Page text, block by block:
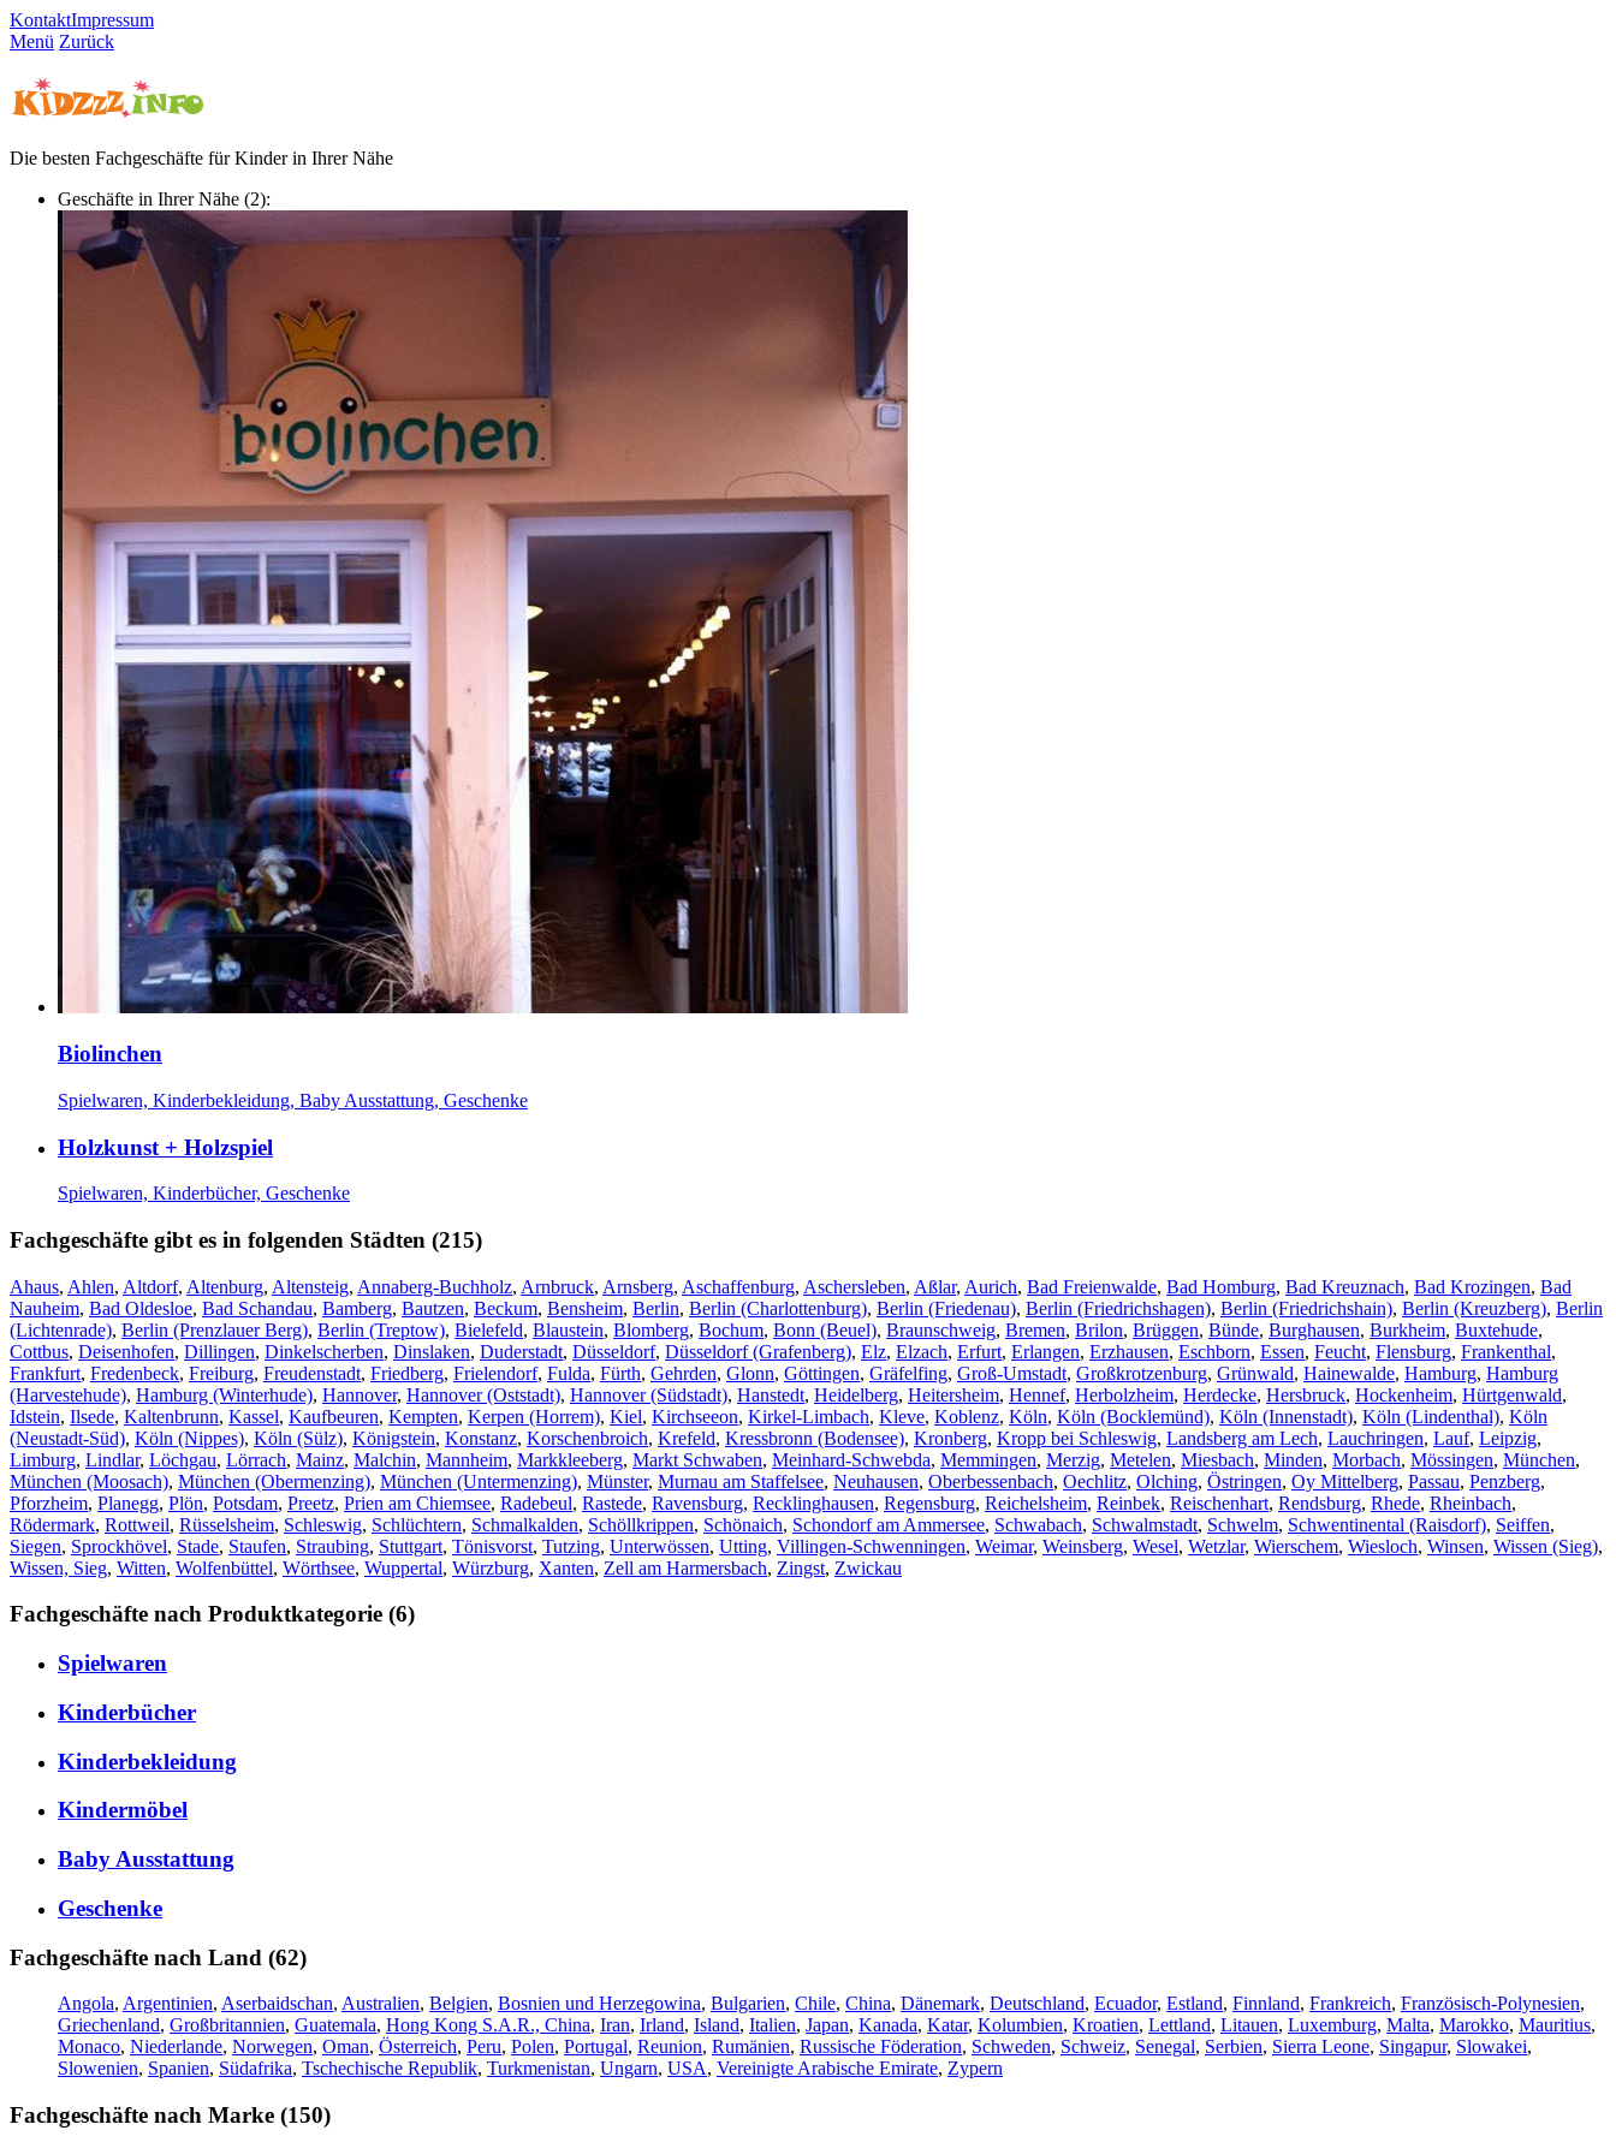
KontaktImpressum
Menü Zurück
Die besten Fachgeschäfte für Kinder in Ihrer Nähe
Geschäfte in Ihrer Nähe (2):
Biolinchen
Spielwaren, Kinderbekleidung, Baby Ausstattung, Geschenke
Holzkunst + Holzspiel
Spielwaren, Kinderbücher, Geschenke
Fachgeschäfte gibt es in folgenden Städten (215)
Ahaus, Ahlen, Altdorf, Altenburg, Altensteig, Annaberg-Buchholz, Arnbruck, Arnsberg, Aschaffenburg, Aschersleben, Aßlar, Aurich, Bad Freienwalde, Bad Homburg, Bad Kreuznach, Bad Krozingen, Bad
Nauheim, Bad Oldesloe, Bad Schandau, Bamberg, Bautzen, Beckum, Bensheim, Berlin, Berlin (Charlottenburg), Berlin (Friedenau), Berlin (Friedrichshagen), Berlin (Friedrichshain), Berlin (Kreuzberg), Berlin
(Lichtenrade), Berlin (Prenzlauer Berg), Berlin (Treptow), Bielefeld, Blaustein, Blomberg, Bochum, Bonn (Beuel), Braunschweig, Bremen, Brilon, Brüggen, Bünde, Burghausen, Burkheim, Buxtehude,
Cottbus, Deisenhofen, Dillingen, Dinkelscherben, Dinslaken, Duderstadt, Düsseldorf, Düsseldorf (Grafenberg), Elz, Elzach, Erfurt, Erlangen, Erzhausen, Eschborn, Essen, Feucht, Flensburg, Frankenthal,
Frankfurt, Fredenbeck, Freiburg, Freudenstadt, Friedberg, Frielendorf, Fulda, Fürth, Gehrden, Glonn, Göttingen, Gräfelfing, Groß-Umstadt, Großkrotzenburg, Grünwald, Hainewalde, Hamburg, Hamburg
(Harvestehude), Hamburg (Winterhude), Hannover, Hannover (Oststadt), Hannover (Südstadt), Hanstedt, Heidelberg, Heitersheim, Hennef, Herbolzheim, Herdecke, Hersbruck, Hockenheim, Hürtgenwald,
Idstein, Ilsede, Kaltenbrunn, Kassel, Kaufbeuren, Kempten, Kerpen (Horrem), Kiel, Kirchseeon, Kirkel-Limbach, Kleve, Koblenz, Köln, Köln (Bocklemünd), Köln (Innenstadt), Köln (Lindenthal), Köln
(Neustadt-Süd), Köln (Nippes), Köln (Sülz), Königstein, Konstanz, Korschenbroich, Krefeld, Kressbronn (Bodensee), Kronberg, Kropp bei Schleswig, Landsberg am Lech, Lauchringen, Lauf, Leipzig,
Limburg, Lindlar, Löchgau, Lörrach, Mainz, Malchin, Mannheim, Markkleeberg, Markt Schwaben, Meinhard-Schwebda, Memmingen, Merzig, Metelen, Miesbach, Minden, Morbach, Mössingen, München,
München (Moosach), München (Obermenzing), München (Untermenzing), Münster, Murnau am Staffelsee, Neuhausen, Oberbessenbach, Oechlitz, Olching, Östringen, Oy Mittelberg, Passau, Penzberg,
Pforzheim, Planegg, Plön, Potsdam, Preetz, Prien am Chiemsee, Radebeul, Rastede, Ravensburg, Recklinghausen, Regensburg, Reichelsheim, Reinbek, Reischenhart, Rendsburg, Rhede, Rheinbach,
Rödermark, Rottweil, Rüsselsheim, Schleswig, Schlüchtern, Schmalkalden, Schöllkrippen, Schönaich, Schondorf am Ammersee, Schwabach, Schwalmstadt, Schwelm, Schwentinental (Raisdorf), Seiffen,
Siegen, Sprockhövel, Stade, Staufen, Straubing, Stuttgart, Tönisvorst, Tutzing, Unterwössen, Utting, Villingen-Schwenningen, Weimar, Weinsberg, Wesel, Wetzlar, Wierschem, Wiesloch, Winsen, Wissen (Sieg),
Wissen, Sieg, Witten, Wolfenbüttel, Wörthsee, Wuppertal, Würzburg, Xanten, Zell am Harmersbach, Zingst, Zwickau
Fachgeschäfte nach Produktkategorie (6)
Spielwaren
Kinderbücher
Kinderbekleidung
Kindermöbel
Baby Ausstattung
Geschenke
Fachgeschäfte nach Land (62)
Angola, Argentinien, Aserbaidschan, Australien, Belgien, Bosnien und Herzegowina, Bulgarien, Chile, China, Dänemark, Deutschland, Ecuador, Estland, Finnland, Frankreich, Französisch-Polynesien,
Griechenland, Großbritannien, Guatemala, Hong Kong S.A.R., China, Iran, Irland, Island, Italien, Japan, Kanada, Katar, Kolumbien, Kroatien, Lettland, Litauen, Luxemburg, Malta, Marokko, Mauritius,
Monaco, Niederlande, Norwegen, Oman, Österreich, Peru, Polen, Portugal, Reunion, Rumänien, Russische Föderation, Schweden, Schweiz, Senegal, Serbien, Sierra Leone, Singapur, Slowakei,
Slowenien, Spanien, Südafrika, Tschechische Republik, Turkmenistan, Ungarn, USA, Vereinigte Arabische Emirate, Zypern
Fachgeschäfte nach Marke (150)